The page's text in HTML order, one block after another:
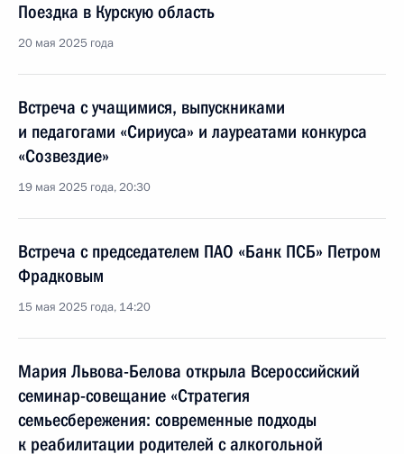
Поездка в Курскую область
20 мая 2025 года
Встреча с учащимися, выпускниками
и педагогами «Сириуса» и лауреатами конкурса
«Созвездие»
19 мая 2025 года, 20:30
Встреча с председателем ПАО «Банк ПСБ» Петром
Фрадковым
15 мая 2025 года, 14:20
Мария Львова-Белова открыла Всероссийский
семинар-совещание «Стратегия
семьесбережения: современные подходы
к реабилитации родителей с алкогольной